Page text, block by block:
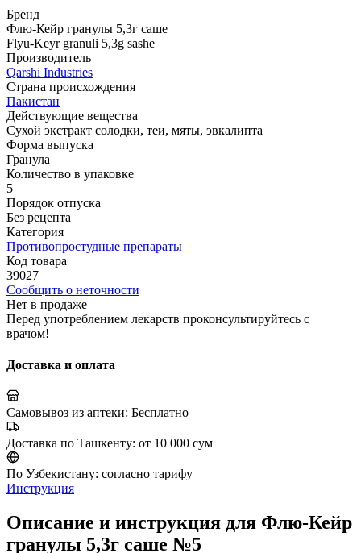
Бренд
Флю-Кейр гранулы 5,3г саше
Flyu-Keyr granuli 5,3g sashe
Производитель
Qarshi Industries
Страна происхождения
Пакистан
Действующие вещества
Сухой экстракт солодки, теи, мяты, эвкалипта
Форма выпуска
Гранула
Количество в упаковке
5
Порядок отпуска
Без рецепта
Категория
Противопростудные препараты
Код товара
39027
Сообщить о неточности
Нет в продаже
Перед употреблением лекарств проконсультируйтесь с
врачом!
Доставка и оплата
Самовывоз из аптеки: Бесплатно
Доставка по Ташкенту: от 10 000 сум
По Узбекистану: согласно тарифу
Инструкция
Описание и инструкция для Флю-Кейр
гранулы 5,3г саше №5